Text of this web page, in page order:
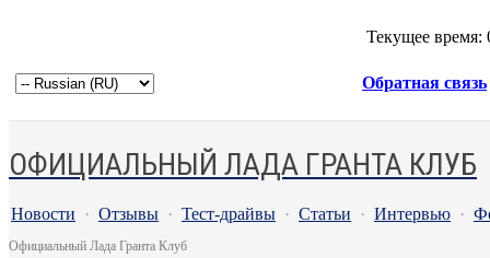
Текущее время:
Обратная связь
ОФИЦИАЛЬНЫЙ ЛАДА ГРАНТА КЛУБ
Новости · Отзывы · Тест-драйвы · Статьи · Интервью ·
Официальный Лада Гранта Клуб